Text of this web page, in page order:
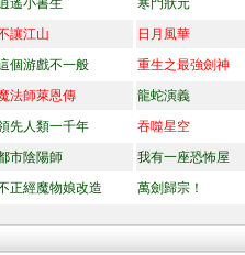
遙小書生
寒門狀元
讓江山
日月風華
個游戲不一般
重生之最強劍神
法師萊恩傳
龍蛇演義
先人類一千年
吞噬星空
市陰陽師
我有一座恐怖屋
正經魔物娘改造
萬劍歸宗！